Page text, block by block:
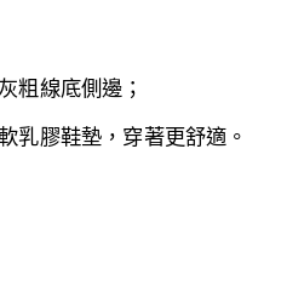
粗線底側邊；
乳膠鞋墊，穿著更舒適。